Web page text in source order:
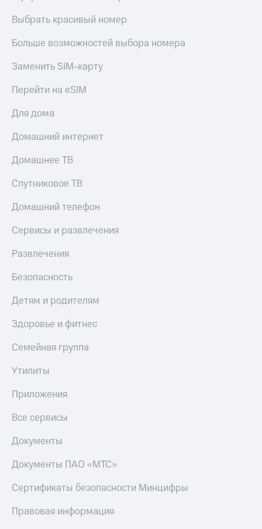
Выбрать красивый номер
Больше возможностей выбора номера
Заменить SIM-карту
Перейти на eSIM
Для дома
Домашний интернет
Домашнее ТВ
Спутниковое ТВ
Домашний телефон
Сервисы и развлечения
Развлечения
Безопасность
Детям и родителям
Здоровье и фитнес
Семейная группа
Утилиты
Приложения
Все сервисы
Документы
Документы ПАО «МТС»
Сертификаты безопасности Минцифры
Правовая информация